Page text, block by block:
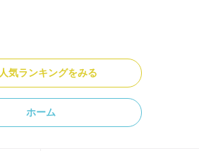
人気ランキングをみる
ホーム